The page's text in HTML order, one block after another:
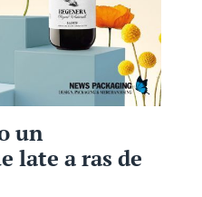
un
late a ras de